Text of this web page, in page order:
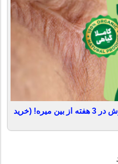
جای هر زخم و بخیه با این روش در 3 هفته از بین میره! (خرید